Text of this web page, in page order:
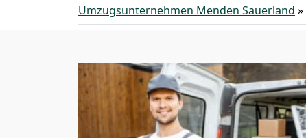
Umzugsunternehmen Menden Sauerland »